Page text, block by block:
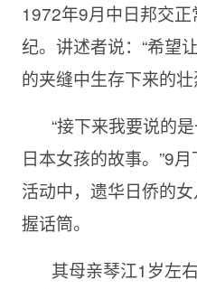
1972年9月中日邦交
纪。讲述者说：“希望
的夹缝中生存下来的壮
“接下来我要说的
日本女孩的故事。”9
活动中，遗华日侨的
握话筒。
其母亲琴江1岁左